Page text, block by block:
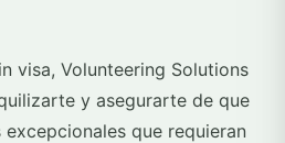
visa, Volunteering Solutions
y asegurarte de que
que requieran